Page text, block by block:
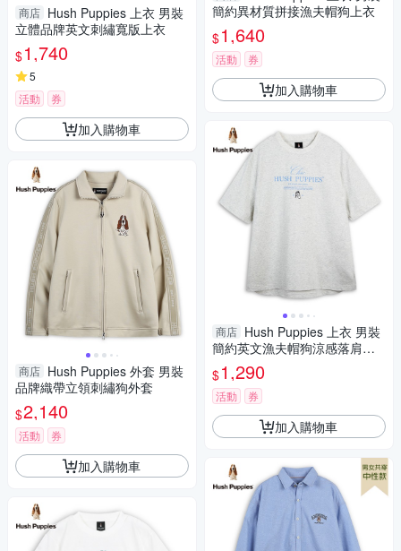
商店 Hush Puppies 上衣 男裝
立體品牌英文刺繡寬版上衣
$1,740
5
活動
券
加入購物車
商店 Hush Puppies 外套 男裝
品牌織帶立領刺繡狗外套
$2,140
活動 券
加入購物車
簡約異材質拼接漁夫帽狗上衣
$1,640
活動 券
加入購物車
商店 Hush Puppies 上衣 男裝
簡約英文漁夫帽狗涼感落肩上
衣
$1,290
活動 券
加入購物車